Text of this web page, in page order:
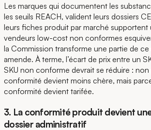
Les marques qui documentent les
les seuils REACH, valident leurs dossiers
leurs fiches produit par marché supportent
vendeurs low-cost non conformes
la Commission transforme une partie de
amende. À terme, l’écart de prix entre un
SKU non conforme devrait se réduire : non
conformité devient moins chère, mais
conformité devient tarifée.
3. La conformité produit devient
dossier administratif